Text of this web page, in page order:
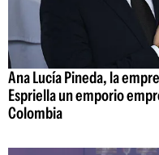
Ana Lucía Pineda, la
Espriella un emporio
Colombia